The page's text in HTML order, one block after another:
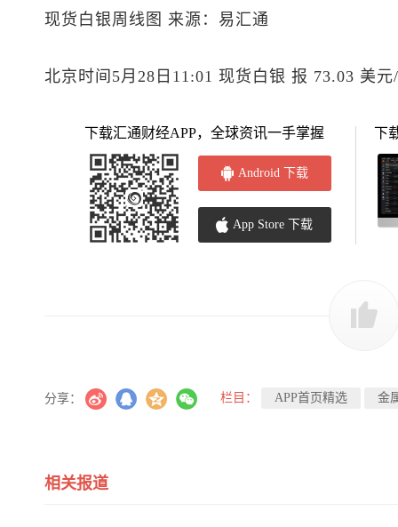
现货白银周线图 来源：易汇通
北京时间5月28日11:01 现货白银 报 73.03 美元
下载汇通财经APP，全球资讯一手掌握
Android 下载
App Store 下载
下
分享： 栏目： APP首页精选 金
相关报道